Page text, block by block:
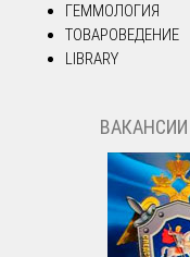
ГЕММОЛОГИЯ
ТОВАРОВЕДЕНИЕ
LIBRARY